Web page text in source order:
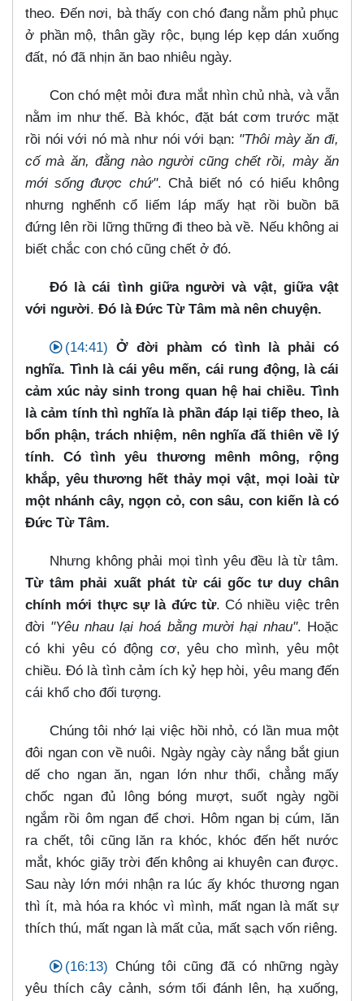
theo. Đến nơi, bà thấy con chó đang nằm phủ phục
ở phần mộ, thân gầy rộc, bụng lép kẹp dán xuống
đất, nó đã nhịn ăn bao nhiêu ngày.
Con chó mệt mỏi đưa mắt nhìn chủ nhà, và vẫn
nằm im như thế. Bà khóc, đặt bát cơm trước mặt
rồi nói với nó mà như nói với bạn: "Thôi mày ăn đi,
cố mà ăn, đằng nào người cũng chết rồi, mày ăn
mới sống được chứ". Chả biết nó có hiểu không
nhưng nghểnh cổ liếm láp mấy hạt rồi buồn bã
đứng lên rồi lững thững đi theo bà về. Nếu không ai
biết chắc con chó cũng chết ở đó.
Đó là cái tình giữa người và vật, giữa vật
với người. Đó là Đức Từ Tâm mà nên chuyện.
(14:41) Ở đời phàm có tình là phải có
nghĩa. Tình là cái yêu mến, cái rung động, là cái
cảm xúc nảy sinh trong quan hệ hai chiều. Tình
là cảm tính thì nghĩa là phần đáp lại tiếp theo, là
bổn phận, trách nhiệm, nên nghĩa đã thiên về lý
tính. Có tình yêu thương mênh mông, rộng
khắp, yêu thương hết thảy mọi vật, mọi loài từ
một nhánh cây, ngọn cỏ, con sâu, con kiến là có
Đức Từ Tâm.
Nhưng không phải mọi tình yêu đều là từ tâm.
Từ tâm phải xuất phát từ cái gốc tư duy chân
chính mới thực sự là đức từ. Có nhiều việc trên
đời "Yêu nhau lại hoá bằng mười hại nhau". Hoặc
có khi yêu có động cơ, yêu cho mình, yêu một
chiều. Đó là tình cảm ích kỷ hẹp hòi, yêu mang đến
cái khổ cho đối tượng.
Chúng tôi nhớ lại việc hồi nhỏ, có lần mua một
đôi ngan con về nuôi. Ngày ngày cày nắng bắt giun
dế cho ngan ăn, ngan lớn như thổi, chẳng mấy
chốc ngan đủ lông bóng mượt, suốt ngày ngồi
ngắm rồi ôm ngan để chơi. Hôm ngan bị cúm, lăn
ra chết, tôi cũng lăn ra khóc, khóc đến hết nước
mắt, khóc giãy trời đến không ai khuyên can được.
Sau này lớn mới nhận ra lúc ấy khóc thương ngan
thì ít, mà hóa ra khóc vì mình, mất ngan là mất sự
thích thú, mất ngan là mất của, mất sạch vốn riêng.
(16:13) Chúng tôi cũng đã có những ngày
yêu thích cây cảnh, sớm tối đánh lên, hạ xuống,